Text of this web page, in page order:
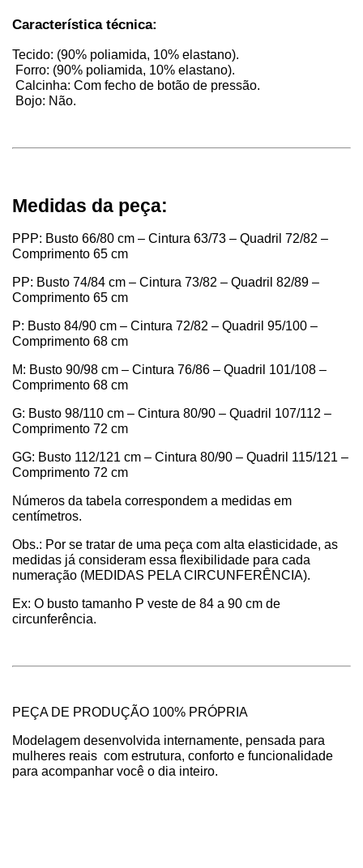
Característica técnica:
Tecido: (90% poliamida, 10% elastano).
Forro: (90% poliamida, 10% elastano).
Calcinha: Com fecho de botão de pressão.
Bojo: Não.
Medidas da peça:
PPP: Busto 66/80 cm – Cintura 63/73 – Quadril 72/82 –
Comprimento 65 cm
PP: Busto 74/84 cm – Cintura 73/82 – Quadril 82/89 –
Comprimento 65 cm
P: Busto 84/90 cm – Cintura 72/82 – Quadril 95/100 –
Comprimento 68 cm
M: Busto 90/98 cm – Cintura 76/86 – Quadril 101/108 –
Comprimento 68 cm
G: Busto 98/110 cm – Cintura 80/90 – Quadril 107/112 –
Comprimento 72 cm
GG: Busto 112/121 cm – Cintura 80/90 – Quadril 115/121 –
Comprimento 72 cm
Números da tabela correspondem a medidas em
centímetros.
Obs.: Por se tratar de uma peça com alta elasticidade, as
medidas já consideram essa flexibilidade para cada
numeração (MEDIDAS PELA CIRCUNFERÊNCIA).
Ex: O busto tamanho P veste de 84 a 90 cm de
circunferência.
PEÇA DE PRODUÇÃO 100% PRÓPRIA
Modelagem desenvolvida internamente, pensada para
mulheres reais com estrutura, conforto e funcionalidade
para acompanhar você o dia inteiro.